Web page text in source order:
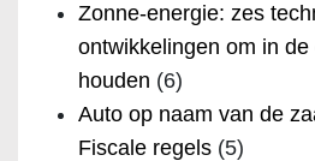
Zonne-energie: zes
ontwikkelingen om in de
houden (6)
Auto op naam van de
Fiscale regels (5)